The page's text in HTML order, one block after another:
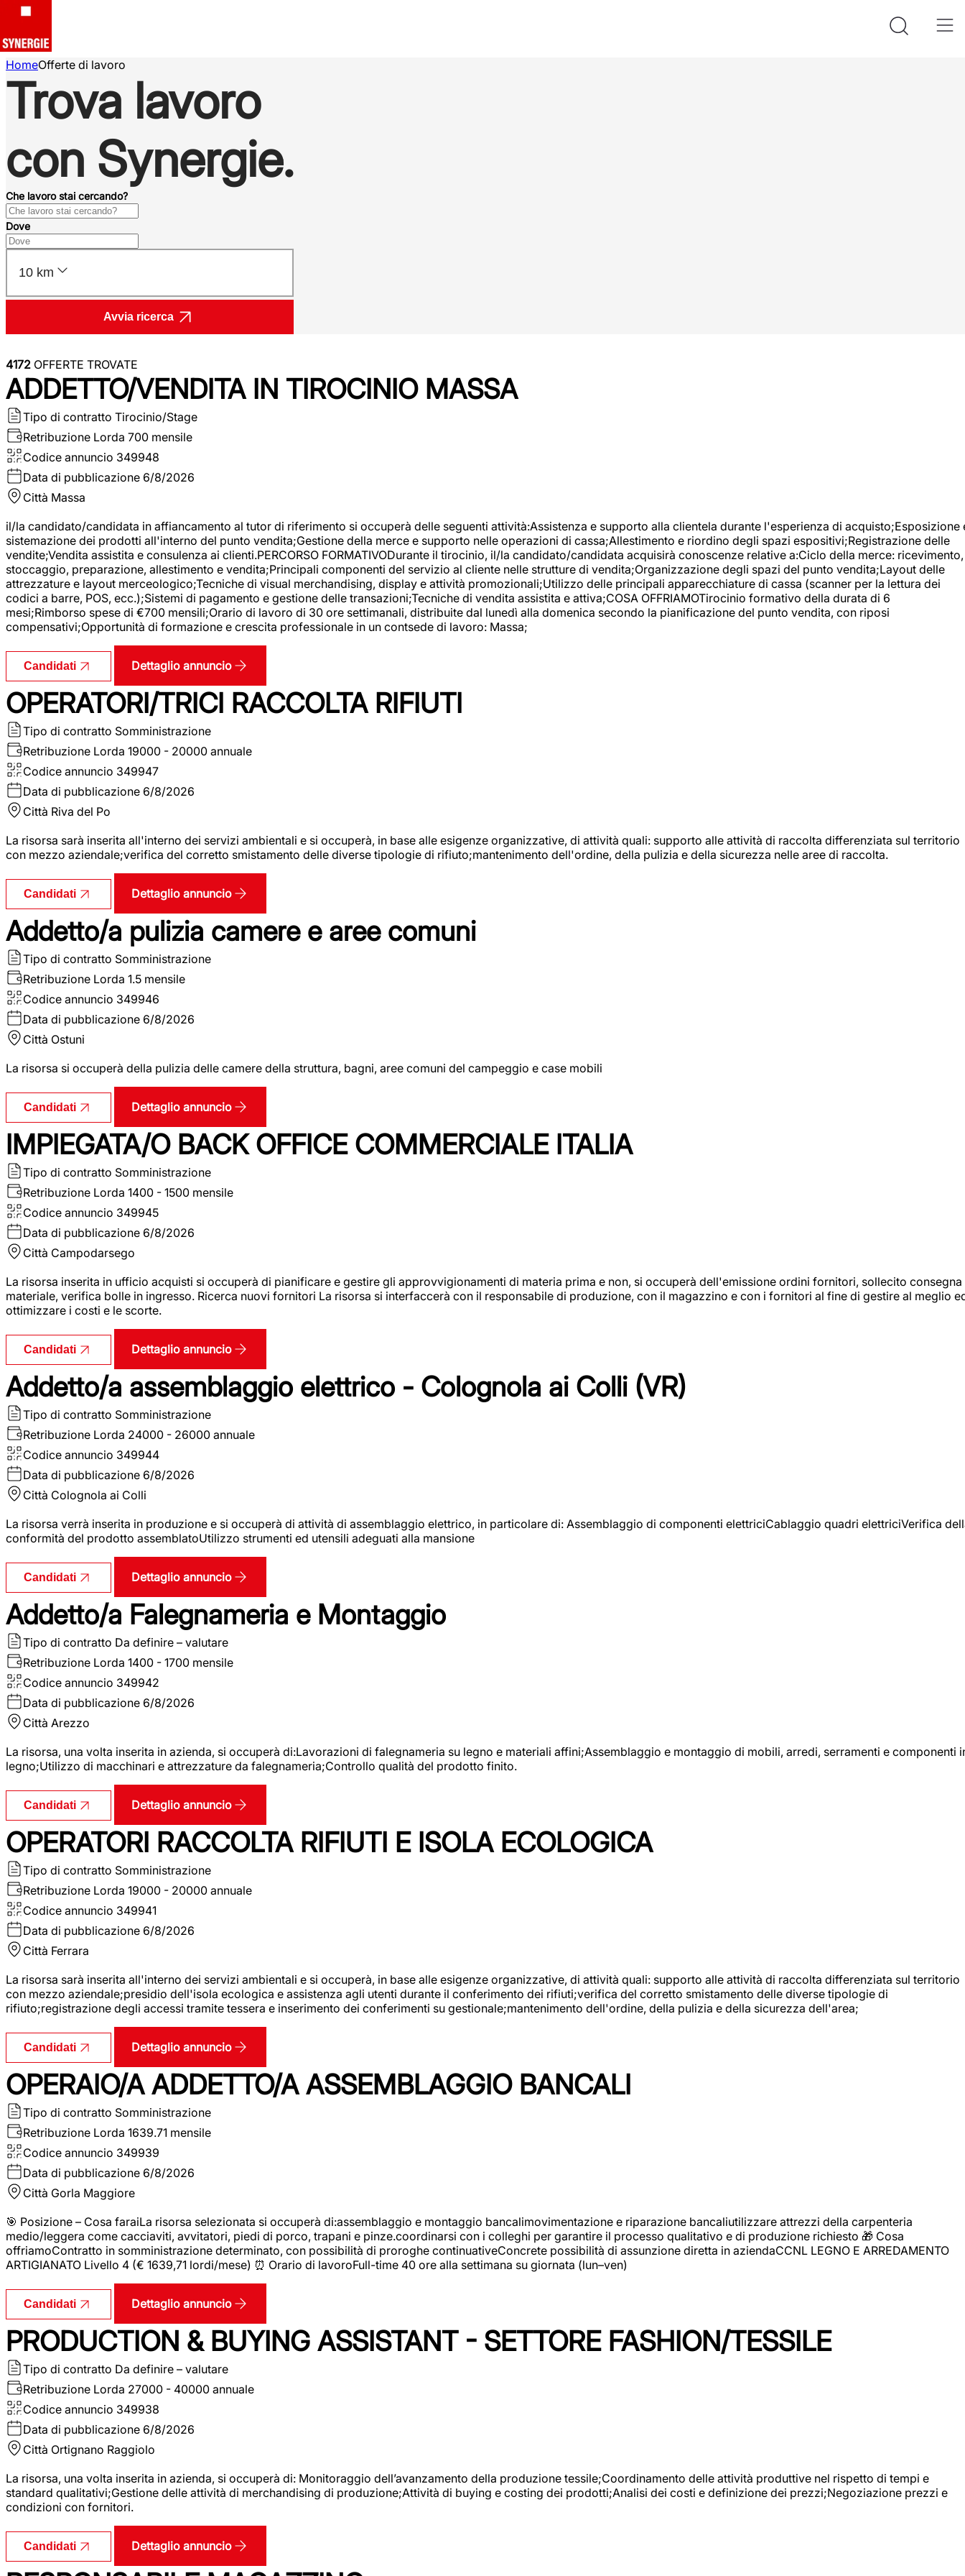
HomeOfferte di lavoro
Trova lavoro
con Synergie.
Che lavoro stai cercando?
Dove
10 km
Avvia ricerca
4172 OFFERTE TROVATE
ADDETTO/VENDITA IN TIROCINIO MASSA
Tipo di contratto Tirocinio/Stage
Retribuzione Lorda 700 mensile
Codice annuncio 349948
Data di pubblicazione 6/8/2026
Città Massa
il/la candidato/candidata in affiancamento al tutor di riferimento si occuperà delle seguenti attività:Assistenza e supporto alla clientela durante l'esperienza di acquisto;Esposizione
sistemazione dei prodotti all'interno del punto vendita;Gestione della merce e supporto nelle operazioni di cassa;Allestimento e riordino degli spazi espositivi;Registrazione delle
vendite;Vendita assistita e consulenza ai clienti.PERCORSO FORMATIVODurante il tirocinio, il/la candidato/candidata acquisirà conoscenze relative a:Ciclo della merce: ricevimento,
stoccaggio, preparazione, allestimento e vendita;Principali componenti del servizio al cliente nelle strutture di vendita;Organizzazione degli spazi del punto vendita;Layout delle
attrezzature e layout merceologico;Tecniche di visual merchandising, display e attività promozionali;Utilizzo delle principali apparecchiature di cassa (scanner per la lettura dei
codici a barre, POS, ecc.);Sistemi di pagamento e gestione delle transazioni;Tecniche di vendita assistita e attiva;COSA OFFRIAMOTirocinio formativo della durata di 6
mesi;Rimborso spese di €700 mensili;Orario di lavoro di 30 ore settimanali, distribuite dal lunedì alla domenica secondo la pianificazione del punto vendita, con riposi
compensativi;Opportunità di formazione e crescita professionale in un contsede di lavoro: Massa;
Candidati Dettaglio annuncio
OPERATORI/TRICI RACCOLTA RIFIUTI
Tipo di contratto Somministrazione
Retribuzione Lorda 19000 - 20000 annuale
Codice annuncio 349947
Data di pubblicazione 6/8/2026
Città Riva del Po
La risorsa sarà inserita all'interno dei servizi ambientali e si occuperà, in base alle esigenze organizzative, di attività quali: supporto alle attività di raccolta differenziata sul territorio
con mezzo aziendale;verifica del corretto smistamento delle diverse tipologie di rifiuto;mantenimento dell'ordine, della pulizia e della sicurezza nelle aree di raccolta.
Candidati Dettaglio annuncio
Addetto/a pulizia camere e aree comuni
Tipo di contratto Somministrazione
Retribuzione Lorda 1.5 mensile
Codice annuncio 349946
Data di pubblicazione 6/8/2026
Città Ostuni
La risorsa si occuperà della pulizia delle camere della struttura, bagni, aree comuni del campeggio e case mobili
Candidati Dettaglio annuncio
IMPIEGATA/O BACK OFFICE COMMERCIALE ITALIA
Tipo di contratto Somministrazione
Retribuzione Lorda 1400 - 1500 mensile
Codice annuncio 349945
Data di pubblicazione 6/8/2026
Città Campodarsego
La risorsa inserita in ufficio acquisti si occuperà di pianificare e gestire gli approvvigionamenti di materia prima e non, si occuperà dell'emissione ordini fornitori, sollecito consegna
materiale, verifica bolle in ingresso. Ricerca nuovi fornitori La risorsa si interfaccerà con il responsabile di produzione, con il magazzino e con i fornitori al fine di gestire al meglio
ottimizzare i costi e le scorte.
Candidati Dettaglio annuncio
Addetto/a assemblaggio elettrico - Colognola ai Colli (VR)
Tipo di contratto Somministrazione
Retribuzione Lorda 24000 - 26000 annuale
Codice annuncio 349944
Data di pubblicazione 6/8/2026
Città Colognola ai Colli
La risorsa verrà inserita in produzione e si occuperà di attività di assemblaggio elettrico, in particolare di: Assemblaggio di componenti elettriciCablaggio quadri elettriciVerifica
conformità del prodotto assemblatoUtilizzo strumenti ed utensili adeguati alla mansione
Candidati Dettaglio annuncio
Addetto/a Falegnameria e Montaggio
Tipo di contratto Da definire – valutare
Retribuzione Lorda 1400 - 1700 mensile
Codice annuncio 349942
Data di pubblicazione 6/8/2026
Città Arezzo
La risorsa, una volta inserita in azienda, si occuperà di:Lavorazioni di falegnameria su legno e materiali affini;Assemblaggio e montaggio di mobili, arredi, serramenti e componenti
legno;Utilizzo di macchinari e attrezzature da falegnameria;Controllo qualità del prodotto finito.
Candidati Dettaglio annuncio
OPERATORI RACCOLTA RIFIUTI E ISOLA ECOLOGICA
Tipo di contratto Somministrazione
Retribuzione Lorda 19000 - 20000 annuale
Codice annuncio 349941
Data di pubblicazione 6/8/2026
Città Ferrara
La risorsa sarà inserita all'interno dei servizi ambientali e si occuperà, in base alle esigenze organizzative, di attività quali: supporto alle attività di raccolta differenziata sul territorio
con mezzo aziendale;presidio dell'isola ecologica e assistenza agli utenti durante il conferimento dei rifiuti;verifica del corretto smistamento delle diverse tipologie di
rifiuto;registrazione degli accessi tramite tessera e inserimento dei conferimenti su gestionale;mantenimento dell'ordine, della pulizia e della sicurezza dell'area;
Candidati Dettaglio annuncio
OPERAIO/A ADDETTO/A ASSEMBLAGGIO BANCALI
Tipo di contratto Somministrazione
Retribuzione Lorda 1639.71 mensile
Codice annuncio 349939
Data di pubblicazione 6/8/2026
Città Gorla Maggiore
🎯 Posizione – Cosa faraiLa risorsa selezionata si occuperà di:assemblaggio e montaggio bancalimovimentazione e riparazione bancaliutilizzare attrezzi della carpenteria
medio/leggera come cacciaviti, avvitatori, piedi di porco, trapani e pinze.coordinarsi con i colleghi per garantire il processo qualitativo e di produzione richiesto 🎁 Cosa
offriamoContratto in somministrazione determinato, con possibilità di proroghe continuativeConcrete possibilità di assunzione diretta in aziendaCCNL LEGNO E ARREDAMENTO
ARTIGIANATO Livello 4 (€ 1639,71 lordi/mese) ⏰ Orario di lavoroFull-time 40 ore alla settimana su giornata (lun–ven)
Candidati Dettaglio annuncio
PRODUCTION & BUYING ASSISTANT - SETTORE FASHION/TESSILE
Tipo di contratto Da definire – valutare
Retribuzione Lorda 27000 - 40000 annuale
Codice annuncio 349938
Data di pubblicazione 6/8/2026
Città Ortignano Raggiolo
La risorsa, una volta inserita in azienda, si occuperà di: Monitoraggio dell’avanzamento della produzione tessile;Coordinamento delle attività produttive nel rispetto di tempi e
standard qualitativi;Gestione delle attività di merchandising di produzione;Attività di buying e costing dei prodotti;Analisi dei costi e definizione dei prezzi;Negoziazione prezzi e
condizioni con fornitori.
Candidati Dettaglio annuncio